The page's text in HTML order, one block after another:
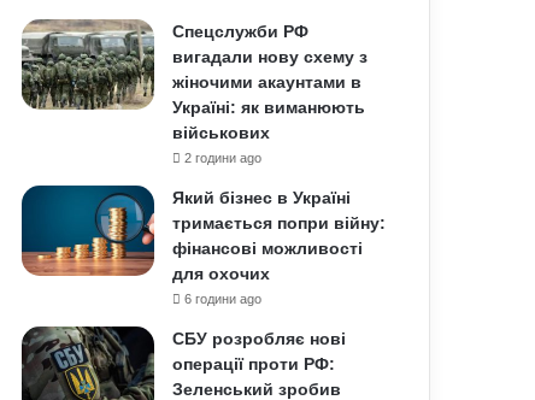
Спецслужби РФ
вигадали нову схему з
жіночими акаунтами в
Україні: як виманюють
військових
2 години ago
Який бізнес в Україні
тримається попри війну:
фінансові можливості
для охочих
6 години ago
СБУ розробляє нові
операції проти РФ:
Зеленський зробив